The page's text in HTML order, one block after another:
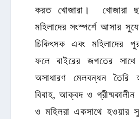
করত খোজারা। খোজারা
মহিলাদের সংস্পর্শে আসার
চিকিৎসক এবং মহিলাদের
ফলে বাইরের জগতের
অসাধারণ মেলবন্ধন
বিবাহ, আক্বদ ও
ও মহিলরা একসাথে হওয়ার